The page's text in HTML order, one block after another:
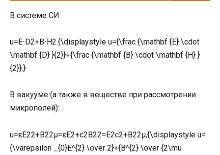
В системе СИ:
u=E⋅D2+B⋅H2.{\displaystyle u={\frac {\mathbf {E} \cdot
\mathbf {D} }{2}}+{\frac {\mathbf {B} \cdot \mathbf {H} }
{2}}.}
В вакууме (а также в веществе при рассмотрении
микрополей):
u=εE22+B22μ=εE2+c2B22=E2c2+B22μ,{\displaystyle u=
{\varepsilon _{0}E^{2} \over 2}+{B^{2} \over {2\mu